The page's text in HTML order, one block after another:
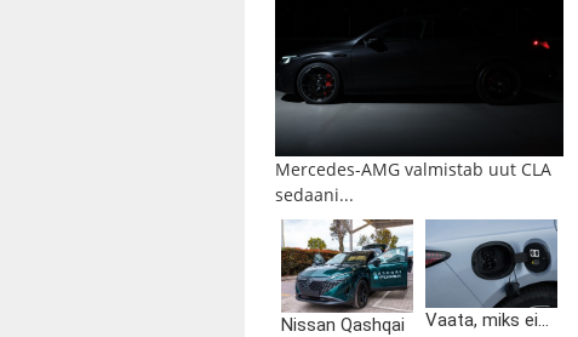
Mercedes-AMG valmistab uut CLA
sedaani...
Nissan Qashqai
Vaata, miks ei...